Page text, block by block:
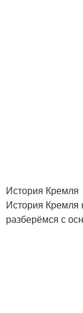
История Кремля
История Кремля
разберёмся с